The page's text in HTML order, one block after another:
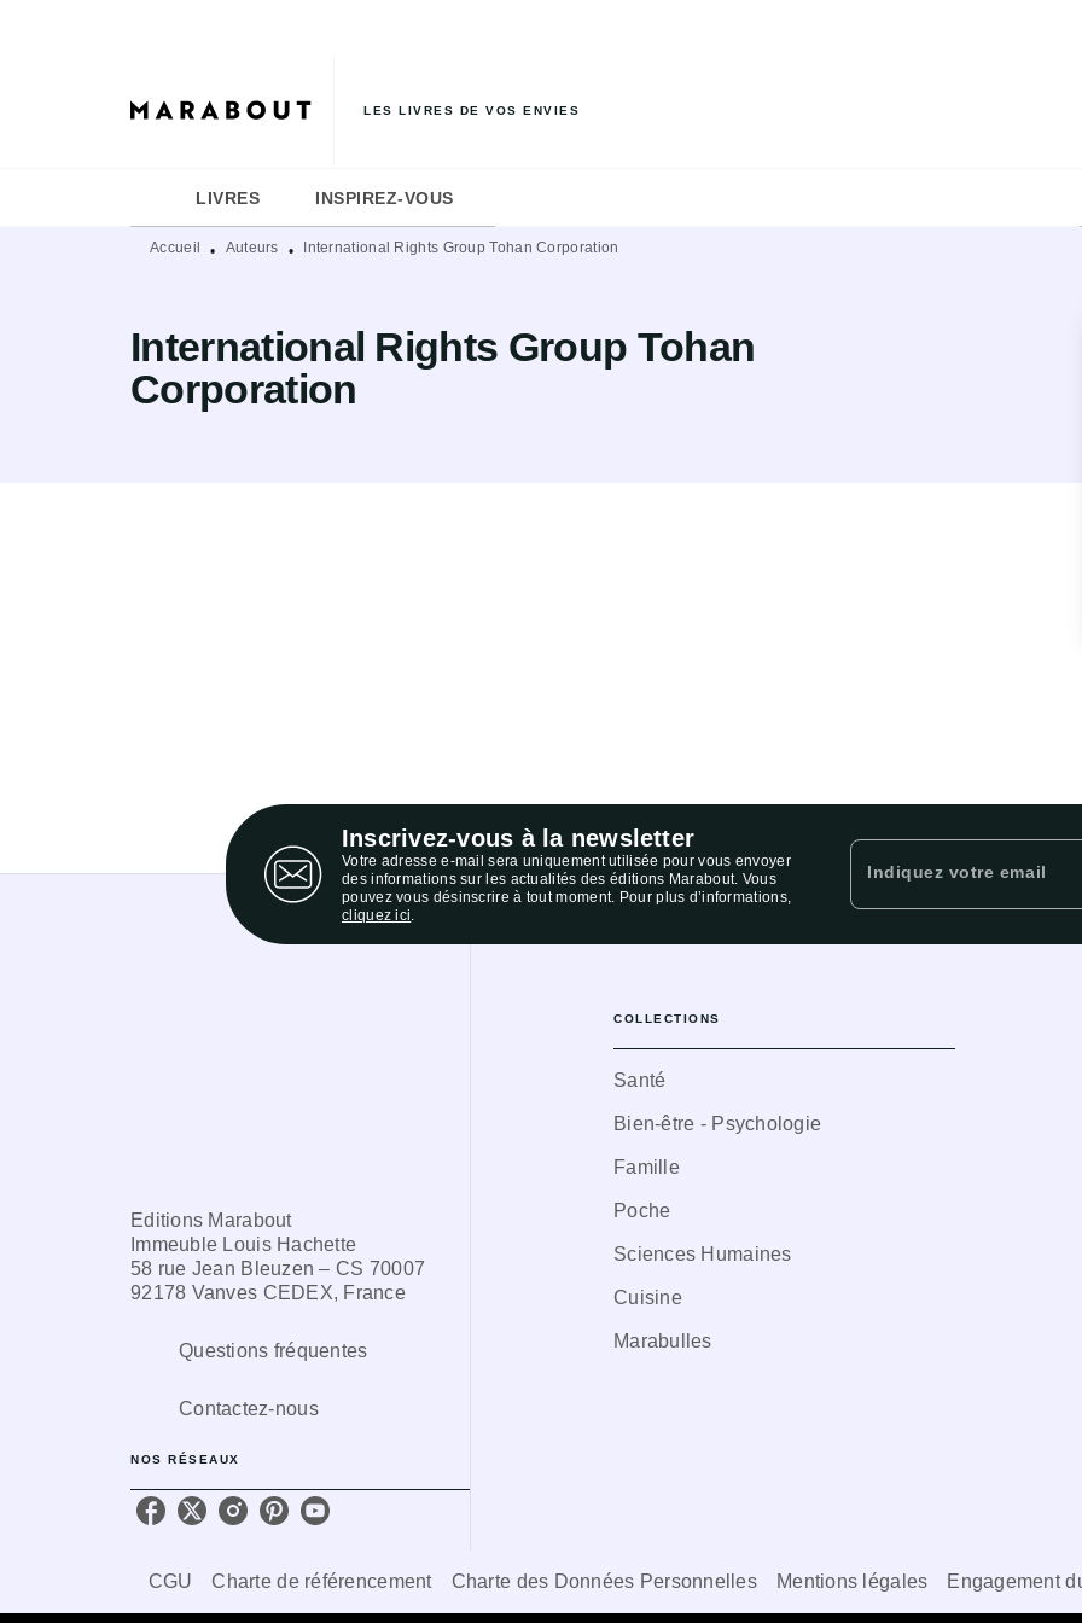
LES LIVRES DE VOS ENVIES
LIVRES INSPIREZ-VOUS
Accueil • Auteurs • International Rights Group Tohan Corporation
International Rights Group Tohan
Corporation
Inscrivez-vous à la newsletter
Votre adresse e-mail sera uniquement utilisée pour vous envoyer
des informations sur les actualités des éditions Marabout. Vous
pouvez vous désinscrire à tout moment. Pour plus d’informations,
cliquez ici.
Indiquez votre email
Editions Marabout
Immeuble Louis Hachette
58 rue Jean Bleuzen – CS 70007
92178 Vanves CEDEX, France
Questions fréquentes
Contactez-nous
NOS RÉSEAUX
COLLECTIONS
Santé
Bien-être - Psychologie
Famille
Poche
Sciences Humaines
Cuisine
Marabulles
CGU Charte de référencement Charte des Données Personnelles Mentions légales Engagement